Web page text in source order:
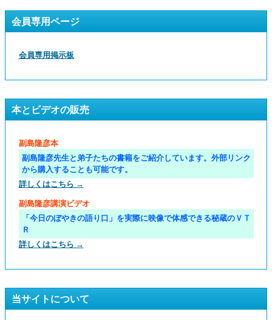
会員専用ページ
会員専用掲示板
本とビデオの販売
副島隆彦本
副島隆彦先生と弟子たちの書籍をご紹介しています。外部リンク
から購入することも可能です。
詳しくはこちら →
副島隆彦講演ビデオ
「今日のぼやきの語り口」を実際に映像で体感できる秘蔵のＶＴ
Ｒ
詳しくはこちら →
当サイトについて